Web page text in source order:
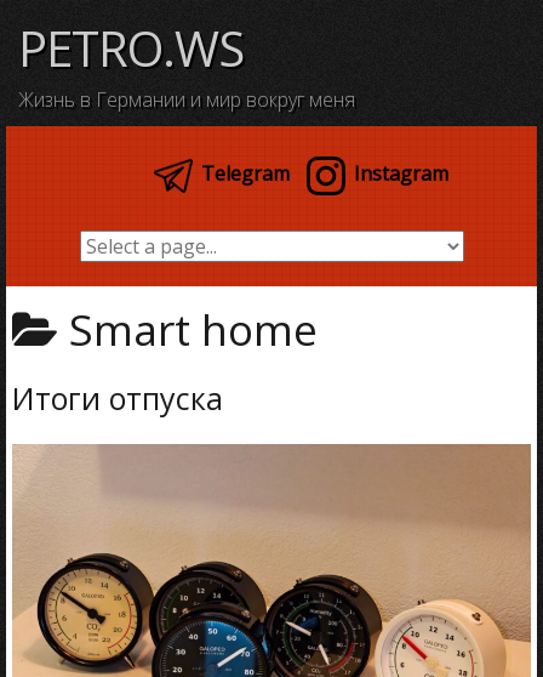
content
PETRO.WS
Жизнь в Германии и мир вокруг меня
Telegram Instagram
Smart home
Итоги отпуска